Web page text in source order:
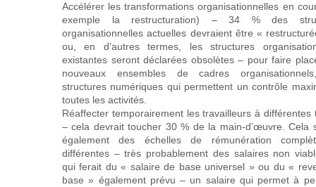
Accélérer les transformations organisationnelles en
exemple la restructuration) – 34 % des
organisationnelles actuelles devraient être «
ou, en d’autres termes, les structures
existantes seront déclarées obsolètes – pour faire
nouveaux ensembles de cadres
structures numériques qui permettent un contrôle
toutes les activités.
Réaffecter temporairement les travailleurs à différentes
– cela devrait toucher 30 % de la main-d’œuvre. Cela
également des échelles de rémunération
différentes – très probablement des salaires non
qui ferait du « salaire de base universel » ou du «
base » également prévu – un salaire qui permet à